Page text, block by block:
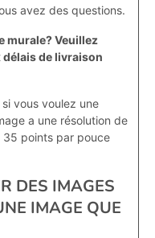
avez des questions.
murale? Veuillez
de livraison
vous voulez une
a une résolution de
35 points par pouce
DES IMAGES
IMAGE QUE